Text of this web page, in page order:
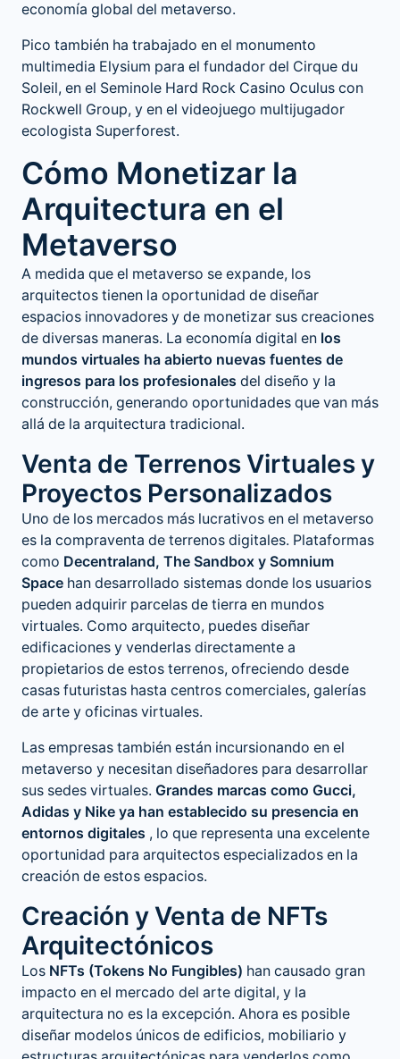
economía global del metaverso.
Pico también ha trabajado en el monumento
multimedia Elysium para el fundador del Cirque du
Soleil, en el Seminole Hard Rock Casino Oculus con
Rockwell Group, y en el videojuego multijugador
ecologista Superforest.
Cómo Monetizar la
Arquitectura en el
Metaverso
A medida que el metaverso se expande, los
arquitectos tienen la oportunidad de diseñar
espacios innovadores y de monetizar sus creaciones
de diversas maneras. La economía digital en los
mundos virtuales ha abierto nuevas fuentes de
ingresos para los profesionales del diseño y la
construcción, generando oportunidades que van más
allá de la arquitectura tradicional.
Venta de Terrenos Virtuales y
Proyectos Personalizados
Uno de los mercados más lucrativos en el metaverso
es la compraventa de terrenos digitales. Plataformas
como Decentraland, The Sandbox y Somnium
Space han desarrollado sistemas donde los usuarios
pueden adquirir parcelas de tierra en mundos
virtuales. Como arquitecto, puedes diseñar
edificaciones y venderlas directamente a
propietarios de estos terrenos, ofreciendo desde
casas futuristas hasta centros comerciales, galerías
de arte y oficinas virtuales.
Las empresas también están incursionando en el
metaverso y necesitan diseñadores para desarrollar
sus sedes virtuales. Grandes marcas como Gucci,
Adidas y Nike ya han establecido su presencia en
entornos digitales , lo que representa una excelente
oportunidad para arquitectos especializados en la
creación de estos espacios.
Creación y Venta de NFTs
Arquitectónicos
Los NFTs (Tokens No Fungibles) han causado gran
impacto en el mercado del arte digital, y la
arquitectura no es la excepción. Ahora es posible
diseñar modelos únicos de edificios, mobiliario y